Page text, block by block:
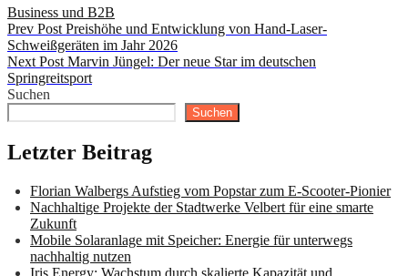
Categories
Business und B2B
Beitragsnavigation
Previous
Post
Prev Post Preishöhe und Entwicklung von Hand-Laser-
Schweißgeräten im Jahr 2026
Next
Post
Next Post Marvin Jüngel: Der neue Star im deutschen
Springreitsport
Suchen
Suchen
Letzter Beitrag
Florian Walbergs Aufstieg vom Popstar zum E-Scooter-Pionier
Nachhaltige Projekte der Stadtwerke Velbert für eine smarte
Zukunft
Mobile Solaranlage mit Speicher: Energie für unterwegs
nachhaltig nutzen